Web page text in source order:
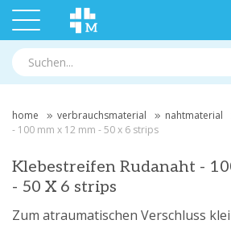
home verbrauchsmaterial nahtmaterial
- 100 mm x 12 mm - 50 x 6 strips
Klebestreifen Rudanaht -
- 50 X 6 strips
Zum atraumatischen Verschluss